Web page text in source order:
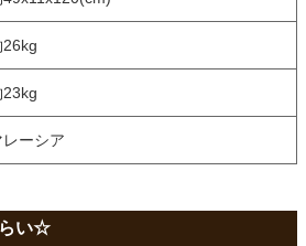
26kg
23kg
レーシア
い☆